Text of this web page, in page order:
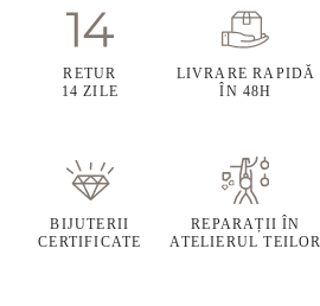
RETUR
14 ZILE
LIVRARE RAPIDĂ
ÎN 48H
BIJUTERII
CERTIFICATE
REPARAȚII ÎN
ATELIERUL TEILOR